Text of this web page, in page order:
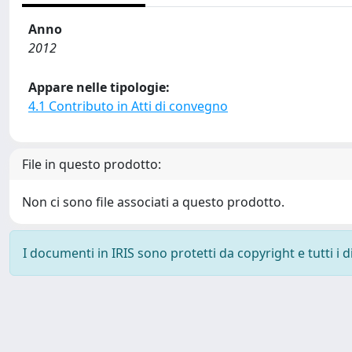
Anno
2012
Appare nelle tipologie:
4.1 Contributo in Atti di convegno
File in questo prodotto:
Non ci sono file associati a questo prodotto.
I documenti in IRIS sono protetti da copyright e tutti i